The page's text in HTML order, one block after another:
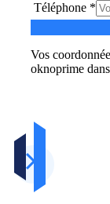
Téléphone *
Vos
oknoprime